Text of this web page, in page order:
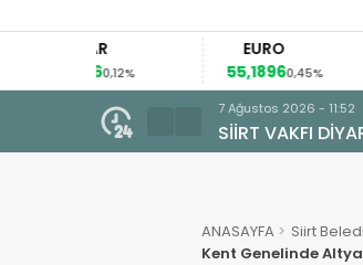
55,1896
0,45%
ZİYARETİ
7 Ağustos 2026 - 09:44
ALAN
ANASAYFA
Siirt
Kent Genelinde